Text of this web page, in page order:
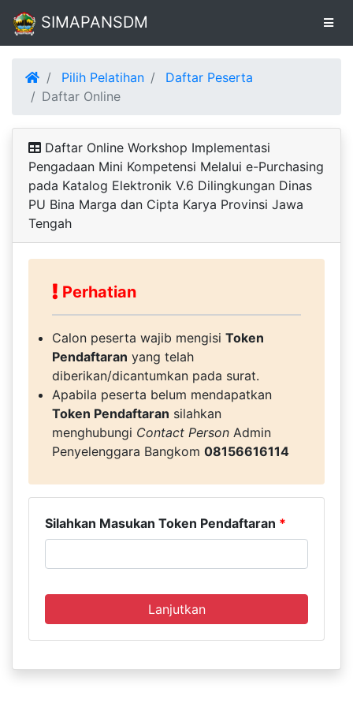
SIMAPANSDM
Alur
Pendaftaran
Online
Unduh
Sertifikat
Pilih Pelatihan
Daftar Peserta
Daftar Online
Daftar Online Workshop Implementasi
Pengadaan Mini Kompetensi Melalui e-Purchasing
pada Katalog Elektronik V.6 Dilingkungan Dinas
PU Bina Marga dan Cipta Karya Provinsi Jawa
Tengah
Perhatian
Calon peserta wajib mengisi Token
Pendaftaran yang telah
diberikan/dicantumkan pada surat.
Apabila peserta belum mendapatkan
Token Pendaftaran silahkan
menghubungi Contact Person Admin
Penyelenggara Bangkom 08156616114
Silahkan Masukan Token Pendaftaran *